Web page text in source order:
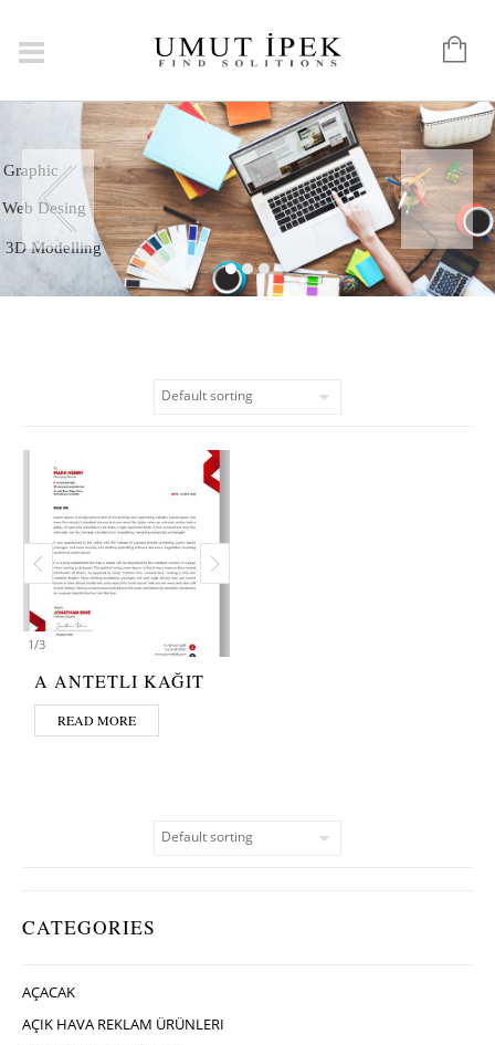
3D Modelling
Graphic
Web Desing
CATEGORIES
AÇACAK
AÇIK HAVA REKLAM ÜRÜNLERI
1/3
A ANTETLI KAĞIT
READ MORE